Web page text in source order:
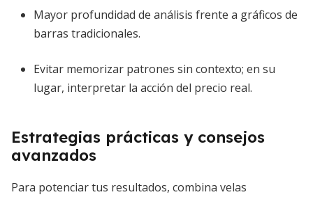
Mayor profundidad de análisis frente a gráficos de
barras tradicionales.
Evitar memorizar patrones sin contexto; en su
lugar, interpretar la acción del precio real.
Estrategias prácticas y consejos
avanzados
Para potenciar tus resultados, combina velas